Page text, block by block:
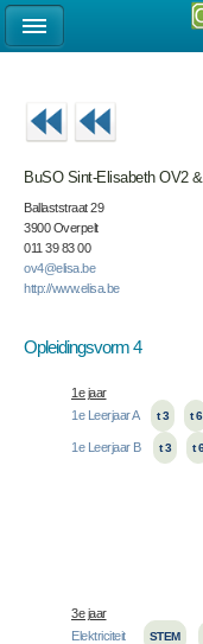
BuSO Sint-Elisabeth OV2
Ballaststraat 29
3900 Overpelt
011 39 83 00
ov4@elisa.be
http://www.elisa.be
Opleidingsvorm 4
1e jaar
1e Leerjaar A
t 3 t 6
1e Leerjaar B t 3 t 6
3e jaar
Elektriciteit
STEM